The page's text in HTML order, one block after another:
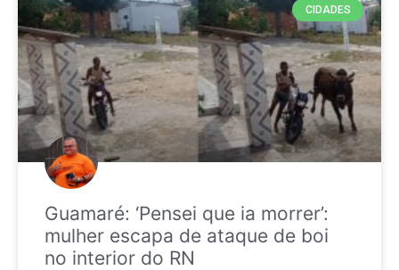
CIDADES
Guamaré: ‘Pensei que ia morrer’:
mulher escapa de ataque de boi
no interior do RN